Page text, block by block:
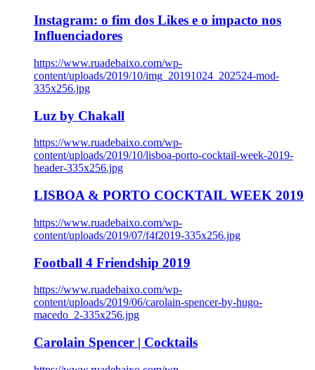
Instagram: o fim dos Likes e o impacto nos
Influenciadores
https://www.ruadebaixo.com/wp-
content/uploads/2019/10/img_20191024_202524-mod-
335x256.jpg
Luz by Chakall
https://www.ruadebaixo.com/wp-
content/uploads/2019/10/lisboa-porto-cocktail-week-2019-
header-335x256.jpg
LISBOA & PORTO COCKTAIL WEEK 2019
https://www.ruadebaixo.com/wp-
content/uploads/2019/07/f4f2019-335x256.jpg
Football 4 Friendship 2019
https://www.ruadebaixo.com/wp-
content/uploads/2019/06/carolain-spencer-by-hugo-
macedo_2-335x256.jpg
Carolain Spencer | Cocktails